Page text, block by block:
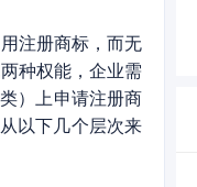
注册商标，而无
种权能，企业需
）上申请注册商
以下几个层次来